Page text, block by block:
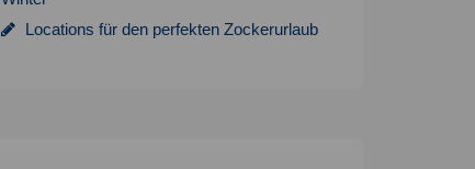
Locations für den perfekten Zockerurlaub